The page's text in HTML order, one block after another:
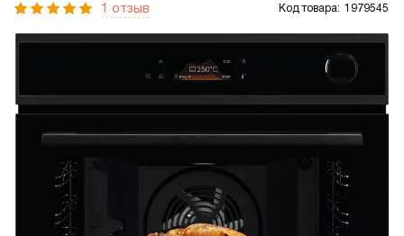
1 отзыв Код товара: 1979545